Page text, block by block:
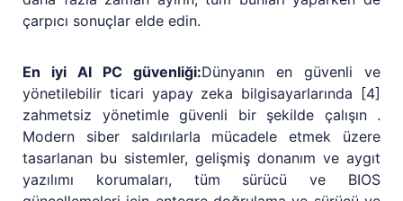
çarpıcı sonuçlar elde edin.
En iyi AI PC güvenliği:Dünyanın en güvenli ve
yönetilebilir ticari yapay zeka bilgisayarlarında [4]
zahmetsiz yönetimle güvenli bir şekilde çalışın .
Modern siber saldırılarla mücadele etmek üzere
tasarlanan bu sistemler, gelişmiş donanım ve aygıt
yazılımı korumaları, tüm sürücü ve BIOS